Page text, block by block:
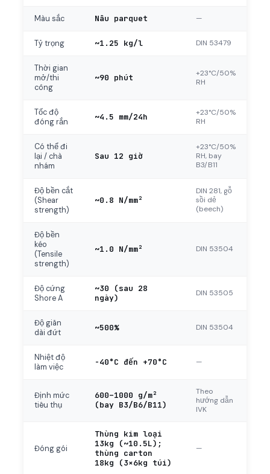
Màu sắc Nâu parquet —
Tỷ trọng ~1.25 kg/l DIN 53479
Thời gian
mở/thi
công
~90 phút
+23°C/50%
RH
Tốc độ
đóng rắn
~4.5 mm/24h
+23°C/50%
RH
Có thể đi
lại / chà
nhám
Sau 12 giờ
+23°C/50%
RH, bay
B3/B11
Độ bền cắt
(Shear
strength)
~0.8 N/mm²
DIN 281, gỗ
sồi dẻ
(beech)
Độ bền
kéo
(Tensile
strength)
~1.0 N/mm² DIN 53504
Độ cứng
Shore A
~30 (sau 28
ngày)
DIN 53505
Độ giãn
dài đứt
~500% DIN 53504
Nhiệt độ
làm việc
-40°C đến +70°C —
Định mức
tiêu thụ
600–1000 g/m²
(bay B3/B6/B11)
Theo
hướng dẫn
IVK
Đóng gói
Thùng kim loại
13kg (~10.5L);
thùng carton
18kg (3×6kg túi)
—